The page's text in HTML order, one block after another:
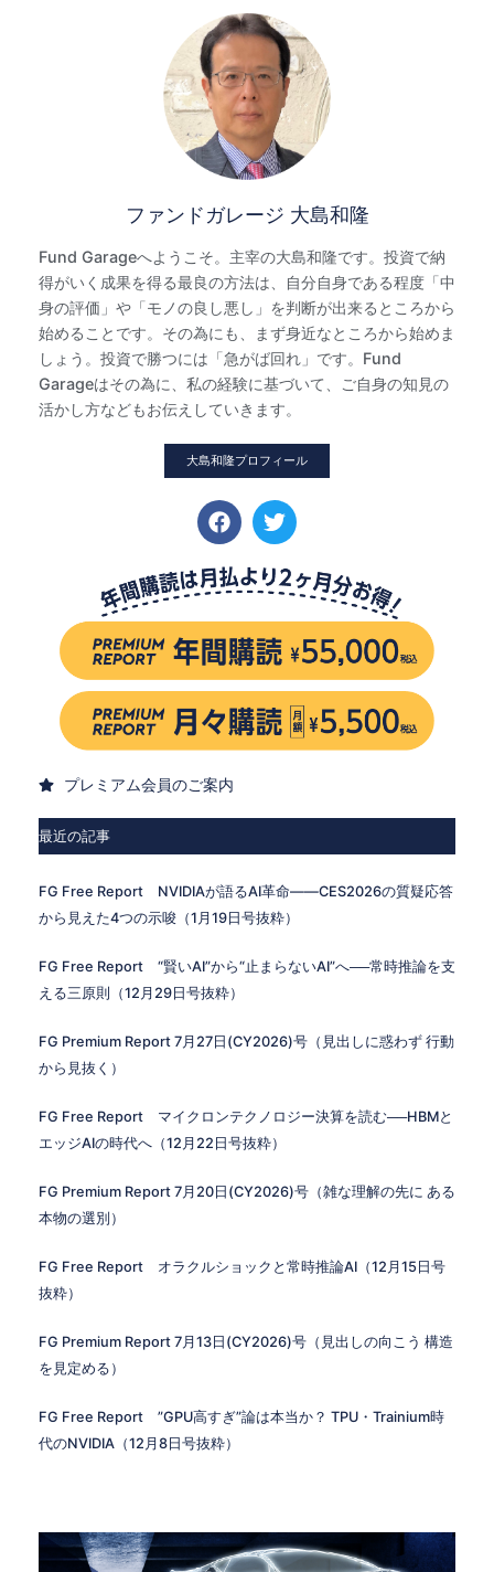
ファンドガレージ 大島和隆
Fund Garageへようこそ。主宰の大島和隆です。投資で納
得がいく成果を得る最良の方法は、自分自身である程度「中
身の評価」や「モノの良し悪し」を判断が出来るところから
始めることです。その為にも、まず身近なところから始めま
しょう。投資で勝つには「急がば回れ」です。Fund
Garageはその為に、私の経験に基づいて、ご自身の知見の
活かし方などもお伝えしていきます。
大島和隆プロフィール
プレミアム会員のご案内
最近の記事
FG Free Report NVIDIAが語るAI革命——CES2026の質疑応答
から見えた4つの示唆（1月19日号抜粋）
FG Free Report “賢いAI”から“止まらないAI”へ──常時推論を支
える三原則（12月29日号抜粋）
FG Premium Report 7月27日(CY2026)号（見出しに惑わず 行動
から見抜く）
FG Free Report マイクロンテクノロジー決算を読む──HBMと
エッジAIの時代へ（12月22日号抜粋）
FG Premium Report 7月20日(CY2026)号（雑な理解の先に ある
本物の選別）
FG Free Report オラクルショックと常時推論AI（12月15日号
抜粋）
FG Premium Report 7月13日(CY2026)号（見出しの向こう 構造
を見定める）
FG Free Report ”GPU高すぎ”論は本当か？ TPU・Trainium時
代のNVIDIA（12月8日号抜粋）